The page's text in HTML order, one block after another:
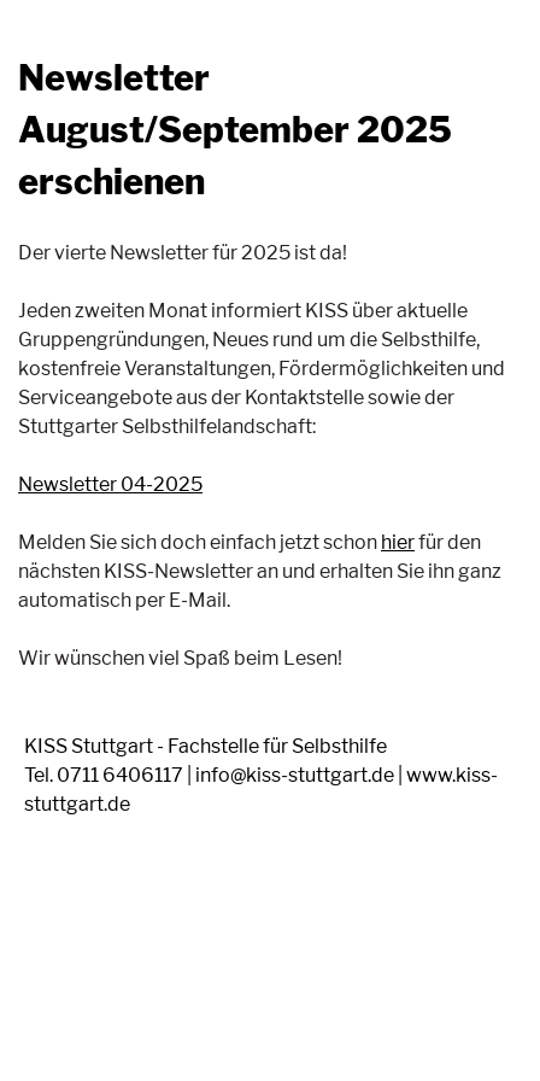
Newsletter
August/September 2025
erschienen
Der vierte Newsletter für 2025 ist da!
Jeden zweiten Monat informiert KISS über aktuelle
Gruppengründungen, Neues rund um die Selbsthilfe,
kostenfreie Veranstaltungen, Fördermöglichkeiten und
Serviceangebote aus der Kontaktstelle sowie der
Stuttgarter Selbsthilfelandschaft:
Newsletter 04-2025
Melden Sie sich doch einfach jetzt schon hierfür den
nächsten KISS-Newsletter an und erhalten Sie ihn ganz
automatisch per E-Mail.
Wir wünschen viel Spaß beim Lesen!
KISS Stuttgart - Fachstelle für Selbsthilfe
Tel. 0711 6406117 | info@kiss-stuttgart.de | www.kiss-
stuttgart.de